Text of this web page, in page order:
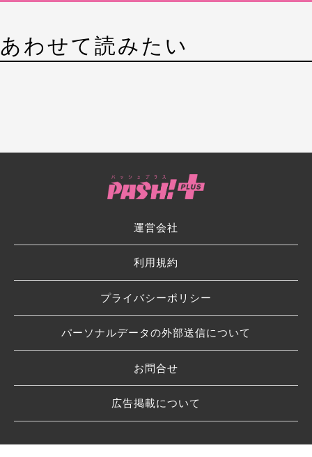
あわせて読みたい
運営会社
利用規約
プライバシーポリシー
パーソナルデータの外部送信について
お問合せ
広告掲載について